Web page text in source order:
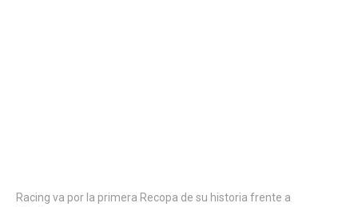
Racing va por la primera Recopa de su historia frente a